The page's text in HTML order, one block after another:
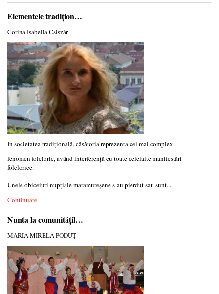
Elementele tradiţion…
Corina Isabella Csiszár
În societatea tradiţională, căsătoria reprezenta cel mai complex
fenomen folcloric, având interferenţă cu toate celelalte manifestări
folclorice.
Unele obiceiuri nupţiale maramureşene s-au pierdut sau sunt...
Continuare
Nunta la comunităţil…
MARIA MIRELA PODUȚ